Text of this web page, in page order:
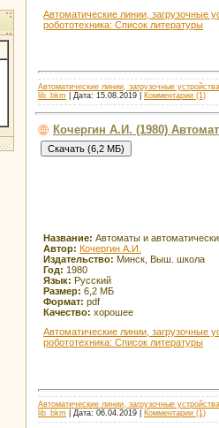
Автоматические линии, загрузочные
робототехника: Список литературы
Автоматические линии, загрузочные
lib_bkm | Дата: 15.08.2019 Комментарии (1)
Кочергин А.И. (1980)
Название: Автоматы и
Автор: Кочергин А.И.
Издательство: Минск, Выш. школа
Год: 1980
Язык: Русский
Размер: 6,2 МБ
Формат: pdf
Качество: хорошее
Автоматические линии, загрузочные
робототехника: Список литературы
Автоматические линии, загрузочные
lib_bkm | Дата: 06.04.2019 Комментарии (1)